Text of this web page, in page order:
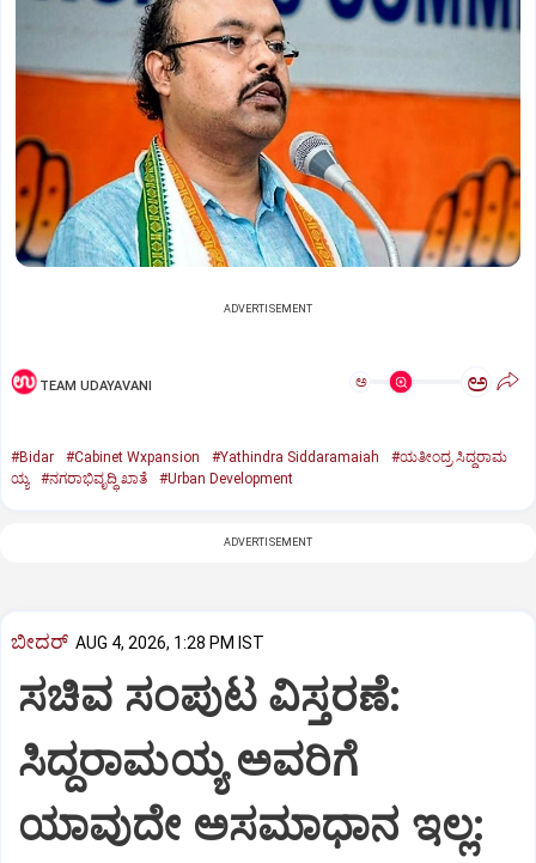
ADVERTISEMENT
TEAM UDAYAVANI ಅ ಅ
#Bidar #Cabinet Wxpansion #Yathindra Siddaramaiah
#ಯತೀಂದ್ರ ಸಿದ್ದರಾಮ
ಯ್ಯ
#ನಗರಾಭಿವೃದ್ಧಿ ಖಾತೆ #Urban Development
ADVERTISEMENT
ಬೀದರ್ AUG 4, 2026, 1:28 PM IST
ಸಚಿವ ಸಂಪುಟ ವಿಸ್ತರಣೆ:
ಸಿದ್ದರಾಮಯ್ಯ ಅವರಿಗೆ
ಯಾವುದೇ ಅಸಮಾಧಾನ ಇಲ್ಲ: